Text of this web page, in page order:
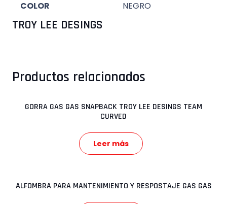
COLOR NEGRO
TROY LEE DESINGS
Productos relacionados
GORRA GAS GAS SNAPBACK TROY LEE DESINGS TEAM
CURVED
Leer más
ALFOMBRA PARA MANTENIMIENTO Y RESPOSTAJE GAS GAS